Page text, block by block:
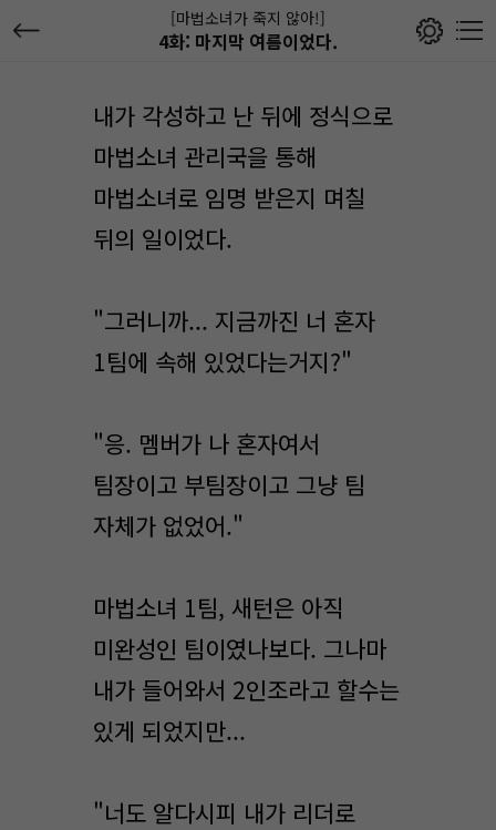
[마법소녀가 죽지 않아!]
4화: 마지막 여름이었다.
내가 각성하고 난 뒤에 정식으로
마법소녀 관리국을 통해
마법소녀로 임명 받은지 며칠
뒤의 일이었다.
"그러니까... 지금까진 너 혼자
1팀에 속해 있었다는거지?"
"응. 멤버가 나 혼자여서
팀장이고 부팀장이고 그냥 팀
자체가 없었어."
마법소녀 1팀, 새턴은 아직
미완성인 팀이였나보다. 그나마
내가 들어와서 2인조라고 할수는
있게 되었지만...
"너도 알다시피 내가 리더로